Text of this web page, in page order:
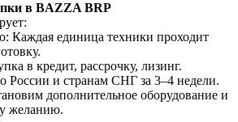
в BAZZA BRP
Каждая единица техники проходит
в кредит, рассрочку, лизинг.
России и странам СНГ за 3–4 недели.
дополнительное оборудование и
желанию.